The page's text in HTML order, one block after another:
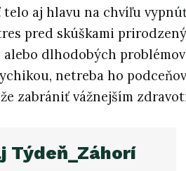
aj hlavu na chvíľu
pred skúškami
dlhodobých problémov
netreba ho
zabrániť vážnejším
Týdeň_Záhorí